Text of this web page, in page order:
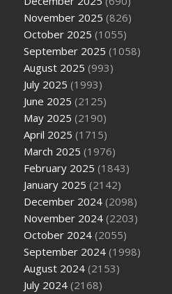
November 2025 (826)
October 2025 (1055)
September 2025 (1058)
August 2025 (993)
July 2025 (1993)
June 2025 (2125)
May 2025 (2190)
April 2025 (1715)
March 2025 (1976)
February 2025 (1843)
January 2025 (2142)
December 2024 (2098)
November 2024 (2203)
October 2024 (2055)
September 2024 (1998)
August 2024 (2153)
July 2024 (2168)